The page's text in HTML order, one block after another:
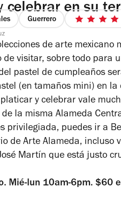
celebrar en su
Guerrero
4
5
de arte mexicano
de visitar, sobre todo para
pastel de cumpleaños
(en tamaños mini) en la
y celebrar vale
la misma Alameda
privilegiada, puedes ir a
de Arte Alameda,
Martín que está justo
Mié-lun 10am-6pm. $60